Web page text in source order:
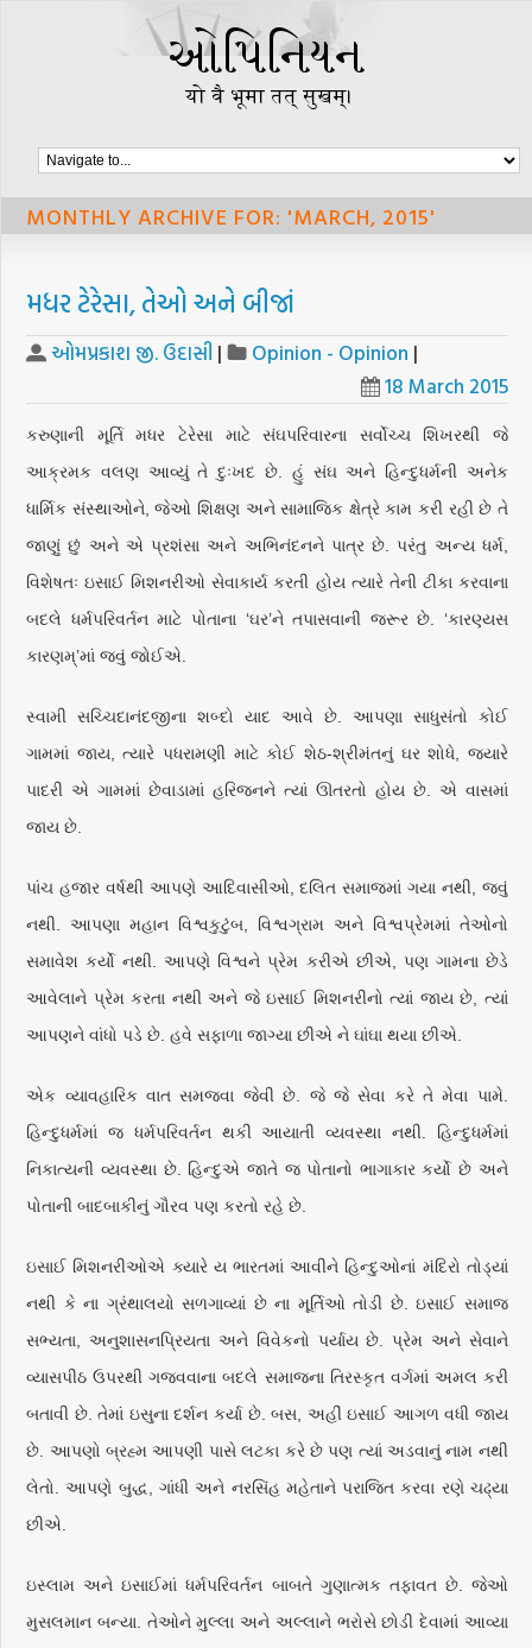
MONTHLY ARCHIVE FOR: 'MARCH, 2015'
મધર ટેરેસા, તેઓ અને બીજાં
ઓમપ્રકાશ જી. ઉદાસી | Opinion - Opinion |
18 March 2015
કરુણાની મૂર્તિ મધર ટેરેસા માટે સંઘપરિવારના સર્વોચ્ચ શિખરથી જે
આક્રમક વલણ આવ્યું તે દુઃખદ છે. હું સંઘ અને હિન્દુધર્મની અનેક
ધાર્મિક સંસ્થાઓને, જેઓ શિક્ષણ અને સામાજિક ક્ષેત્રે કામ કરી રહી છે તે
જાણું છું અને એ પ્રશંસા અને અભિનંદનને પાત્ર છે. પરંતુ અન્ય ધર્મ,
વિશેષતઃ ઇસાઈ મિશનરીઓ સેવાકાર્ય કરતી હોય ત્યારે તેની ટીકા કરવાના
બદલે ધર્મપરિવર્તન માટે પોતાના ‘ઘર’ને તપાસવાની જરૂર છે. ‘કારણ્યસ
કારણમ્‌’માં જવું જોઈએ.
સ્વામી સચ્ચિદાનંદજીના શબ્દો યાદ આવે છે. આપણા સાધુસંતો કોઈ
ગામમાં જાય, ત્યારે પધરામણી માટે કોઈ શેઠ-શ્રીમંતનું ઘર શોધે, જ્યારે
પાદરી એ ગામમાં છેવાડામાં હરિજનને ત્યાં ઊતરતો હોય છે. એ વાસમાં
જાય છે.
પાંચ હજાર વર્ષથી આપણે આદિવાસીઓ, દલિત સમાજમાં ગયા નથી, જવું
નથી. આપણા મહાન વિશ્વકુટુંબ, વિશ્વગ્રામ અને વિશ્વપ્રેમમાં તેઓનો
સમાવેશ કર્યો નથી. આપણે વિશ્વને પ્રેમ કરીએ છીએ, પણ ગામના છેડે
આવેલાને પ્રેમ કરતા નથી અને જે ઇસાઈ મિશનરીનો ત્યાં જાય છે, ત્યાં
આપણને વાંધો પડે છે. હવે સફાળા જાગ્યા છીએ ને ઘાંઘા થયા છીએ.
એક વ્યાવહારિક વાત સમજવા જેવી છે. જે જે સેવા કરે તે મેવા પામે.
હિન્દુધર્મમાં જ ધર્મપરિવર્તન થકી આયાતી વ્યવસ્થા નથી. હિન્દુધર્મમાં
નિકાત્યની વ્યવસ્થા છે. હિન્દુએ જાતે જ પોતાનો ભાગાકાર કર્યો છે અને
પોતાની બાદબાકીનું ગૌરવ પણ કરતો રહે છે.
ઇસાઈ મિશનરીઓએ ક્યારે ય ભારતમાં આવીને હિન્દુઓનાં મંદિરો તોડ્યાં
નથી કે ના ગ્રંથાલયો સળગાવ્યાં છે ના મૂર્તિઓ તોડી છે. ઇસાઈ સમાજ
સભ્યતા, અનુશાસનપ્રિયતા અને વિવેકનો પર્યાય છે. પ્રેમ અને સેવાને
વ્યાસપીઠ ઉપરથી ગજવવાના બદલે સમાજના તિરસ્કૃત વર્ગમાં અમલ કરી
બતાવી છે. તેમાં ઇસુના દર્શન કર્યા છે. બસ, અહીં ઇસાઈ આગળ વધી જાય
છે. આપણો બ્રહ્મ આપણી પાસે લટકા કરે છે પણ ત્યાં અડવાનું નામ નથી
લેતો. આપણે બુદ્ધ, ગાંધી અને નરસિંહ મહેતાને પરાજિત કરવા રણે ચઢ્યા
છીએ.
ઇસ્લામ અને ઇસાઈમાં ધર્મપરિવર્તન બાબતે ગુણાત્મક તફાવત છે. જેઓ
મુસલમાન બન્યા. તેઓને મુલ્લા અને અલ્લાને ભરોસે છોડી દેવામાં આવ્યા